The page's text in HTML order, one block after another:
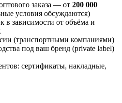
заказа — от 200 000
условия обсуждаются)
в зависимости от объёма и
(транспортными компаниями)
под ваш бренд (private label)
сертификаты, накладные,